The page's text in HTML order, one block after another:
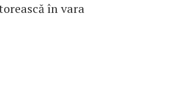
în vara